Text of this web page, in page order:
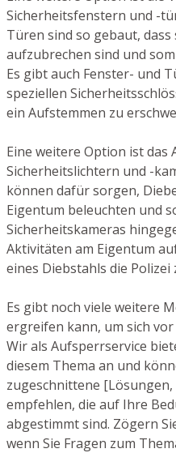
Sicherheitsfenstern und -
Türen sind so gebaut,
aufzubrechen sind und
Es gibt auch Fenster- und
speziellen
ein Aufstemmen zu
Eine weitere Option ist das
Sicherheitslichtern und -
können dafür sorgen,
Eigentum beleuchten und
Sicherheitskameras
Aktivitäten am Eigentum
eines Diebstahls die
Es gibt noch viele weitere
ergreifen kann, um sich
Wir als Aufsperrservice
diesem Thema an und
zugeschnittene
empfehlen, die auf Ihre
abgestimmt sind. Zögern
wenn Sie Fragen zum